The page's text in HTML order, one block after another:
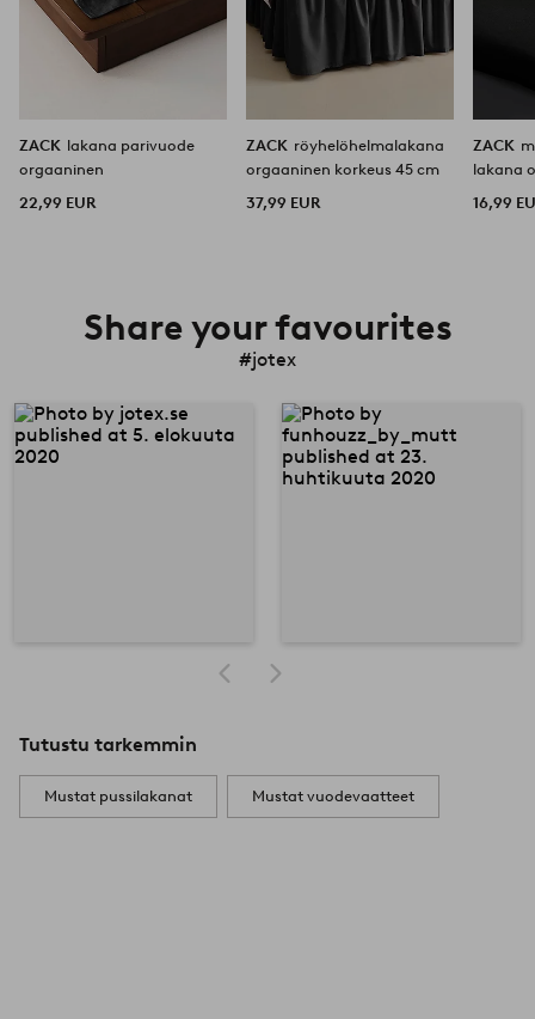
ZACK lakana parivuode
orgaaninen
22,99 EUR
ZACK röyhelöhelmalakana
orgaaninen korkeus 45 cm
37,99 EUR
ZACK
lakana
16,99
Share your favourites
#jotex
Tutustu tarkemmin
Mustat pussilakanat Mustat vuodevaatteet